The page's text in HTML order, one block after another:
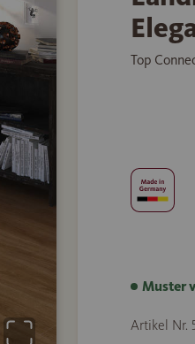
Top
Muster
Artikel Nr.